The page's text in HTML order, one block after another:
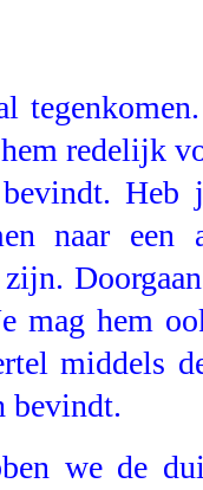
redelijk
Heb
naar een
mag hem
middels
bevindt.
we de